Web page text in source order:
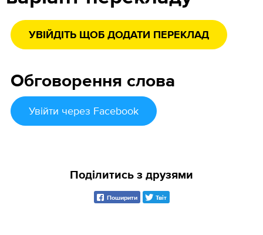
УВІЙДІТЬ ЩОБ ДОДАТИ ПЕРЕКЛАД
Обговорення слова
Увійти через Facebook
Поділитись з друзями
Поширити Твіт